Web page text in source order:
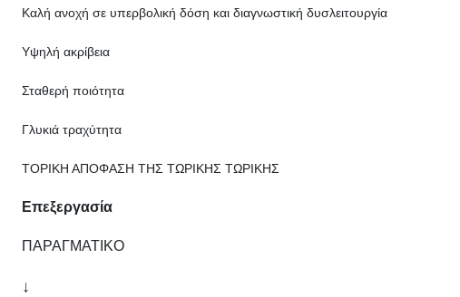
Καλή ανοχή σε υπερβολική δόση και διαγνωστική δυσλειτουργία
Υψηλή ακρίβεια
Σταθερή ποιότητα
Γλυκιά τραχύτητα
ΤΟΡΙΚΗ ΑΠΟΦΑΣΗ ΤΗΣ ΤΩΡΙΚΗΣ ΤΩΡΙΚΗΣ
Επεξεργασία
ΠΑΡΑΓΜΑΤΙΚΟ
↓